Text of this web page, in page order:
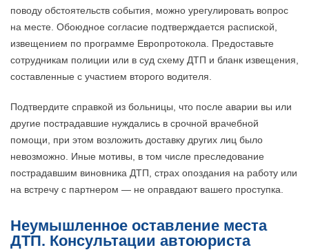
поводу обстоятельств события, можно урегулировать вопрос
на месте. Обоюдное согласие подтверждается распиской,
извещением по программе Европротокола. Предоставьте
сотрудникам полиции или в суд схему ДТП и бланк извещения,
составленные с участием второго водителя.
Подтвердите справкой из больницы, что после аварии вы или
другие пострадавшие нуждались в срочной врачебной
помощи, при этом возложить доставку других лиц было
невозможно. Иные мотивы, в том числе преследование
пострадавшим виновника ДТП, страх опоздания на работу или
на встречу с партнером — не оправдают вашего проступка.
Неумышленное оставление места
ДТП. Консультации автоюриста